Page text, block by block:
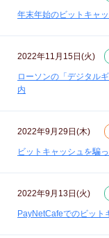
年末年始のビットキャ
2022年11月15日(火)
ローソンの「デジタル
内
2022年9月29日(木)
ビットキャッシュを騙
2022年9月13日(火)
PayNetCafeでのビット